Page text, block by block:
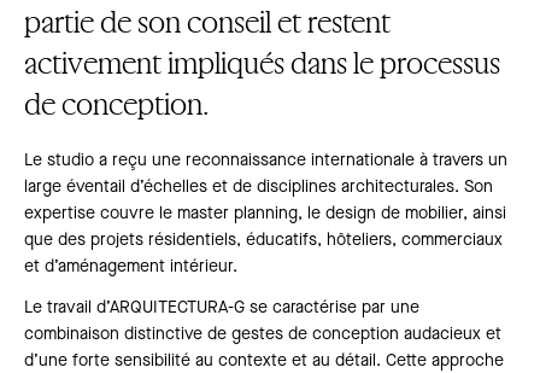
partie de son conseil et restent
activement impliqués dans le processus
de conception.
Le studio a reçu une reconnaissance internationale à travers un
large éventail d’échelles et de disciplines architecturales. Son
expertise couvre le master planning, le design de mobilier, ainsi
que des projets résidentiels, éducatifs, hôteliers, commerciaux
et d’aménagement intérieur.
Le travail d’ARQUITECTURA-G se caractérise par une
combinaison distinctive de gestes de conception audacieux et
d’une forte sensibilité au contexte et au détail. Cette approche